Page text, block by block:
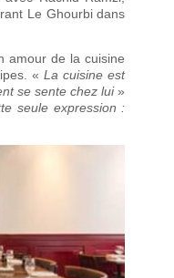
Le Ghourbi dans
amour de la cuisine
«La cuisine est
se sente chez lui»
seule expression :